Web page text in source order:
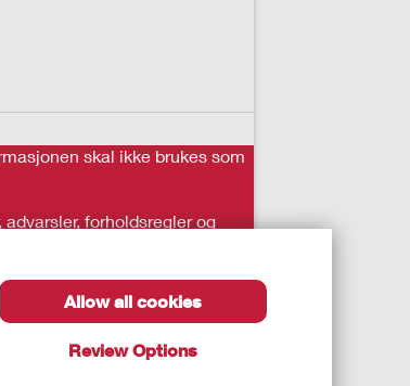
Allow all cookies
Review Options
skal ikke brukes som
forholdsregler og